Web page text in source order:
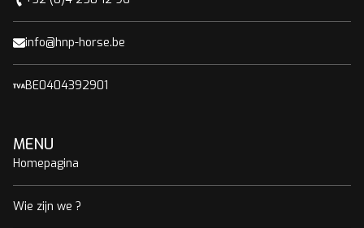
info@hnp-horse.be
BE0404392901
MENU
Homepagina
Wie zijn we ?